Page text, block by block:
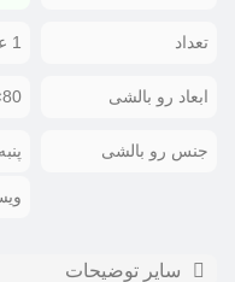
تعداد 1 عدد
ابعاد رو بالشی 80×50 سانتیمتر
جنس رو بالشی پنبه
سایر توضیحات